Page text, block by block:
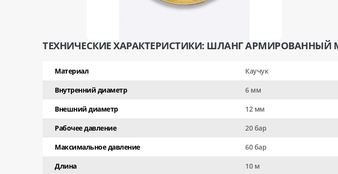
ТЕХНИЧЕСКИЕ ХАРАКТЕРИСТИКИ: ШЛАНГ АРМИРОВАННЫЙ
Материал Каучук
Внутренний диаметр 6 мм
Внешний диаметр 12 мм
Рабочее давление 20 бар
Максимальное давление 60 бар
Длина 10 м